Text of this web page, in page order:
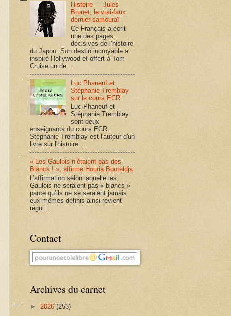
Histoire — Jules
Brunet, le vrai-faux
dernier samouraï
Ce Français a écrit
une des pages
décisives de l’histoire
du Japon. Son destin incroyable a
inspiré Hollywood et offert à Tom
Cruise un de...
Luc Phaneuf et
Stéphanie Tremblay
sur le cours ECR
Luc Phaneuf et
Stéphanie Tremblay
sont deux
enseignants du cours ECR.
Stéphanie Tremblay est l'auteur d'un
livre sur l'histoire ...
« Les Gaulois n’étaient pas des
Blancs ! », affirme Houria Bouteldja
L’affirmation selon laquelle les
Gaulois ne seraient pas « blancs »
parce qu’ils ne se seraient jamais
eux-mêmes définis ainsi revient
régul...
Contact
Archives du carnet
► 2026 (253)